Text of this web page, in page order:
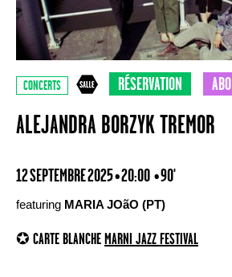
CONCERTS RÉSERVATION ABO
ALEJANDRA BORZYK TREMOR
12 SEPTEMBRE 2025 • 20:00 • 90'
featuring MARIA JOãO (PT)
✪ CARTE BLANCHE MARNI JAZZ FESTIVAL